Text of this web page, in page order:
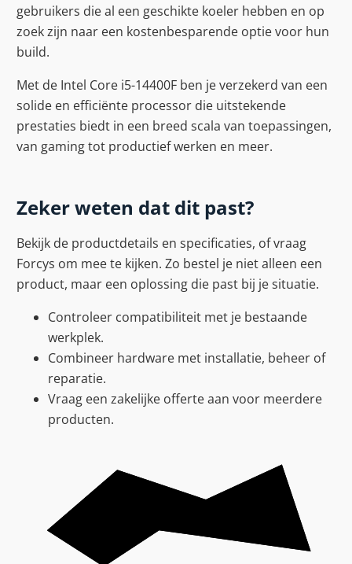
gebruikers die al een geschikte koeler hebben en op
zoek zijn naar een kostenbesparende optie voor hun
build.
Met de Intel Core i5-14400F ben je verzekerd van een
solide en efficiënte processor die uitstekende
prestaties biedt in een breed scala van toepassingen,
van gaming tot productief werken en meer.
Zeker weten dat dit past?
Bekijk de productdetails en specificaties, of vraag
Forcys om mee te kijken. Zo bestel je niet alleen een
product, maar een oplossing die past bij je situatie.
Controleer compatibiliteit met je bestaande
werkplek.
Combineer hardware met installatie, beheer of
reparatie.
Vraag een zakelijke offerte aan voor meerdere
producten.